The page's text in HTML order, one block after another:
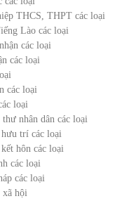
THCS, THPT các loại
Lào các loại
các loại
các loại
các loại
loại
nhân dân các loại
trí các loại
hôn các loại
các loại
các loại
xã hội